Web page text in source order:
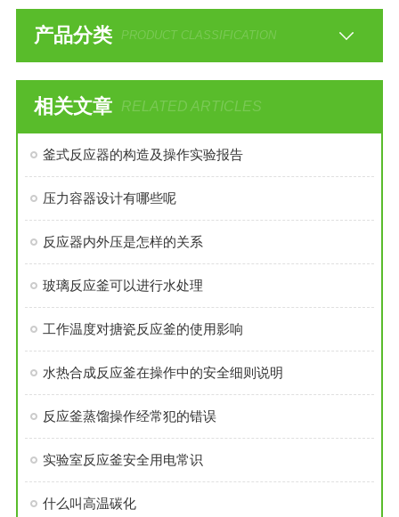
产品分类 PRODUCT CLASSIFICATION
相关文章 RELATED ARTICLES
釜式反应器的构造及操作实验报告
压力容器设计有哪些呢
反应器内外压是怎样的关系
玻璃反应釜可以进行水处理
工作温度对搪瓷反应釜的使用影响
水热合成反应釜在操作中的安全细则说明
反应釜蒸馏操作经常犯的错误
实验室反应釜安全用电常识
什么叫高温碳化